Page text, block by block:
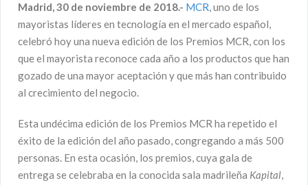
Madrid, 30 de noviembre de 2018.- MCR, uno de los
mayoristas líderes en tecnología en el mercado español,
celebró hoy una nueva edición de los Premios MCR, con los
que el mayorista reconoce cada año a los productos que han
gozado de una mayor aceptación y que más han contribuido
al crecimiento del negocio.
Esta undécima edición de los Premios MCR ha repetido el
éxito de la edición del año pasado, congregando a más 500
personas. En esta ocasión, los premios, cuya gala de
entrega se celebraba en la conocida sala madrileña Kapital,